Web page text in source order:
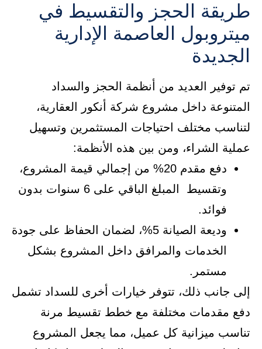
طريقة الحجز والتقسيط في
ميتروبول العاصمة الإدارية
الجديدة
تم توفير العديد من أنظمة الحجز والسداد
المتنوعة داخل مشروع شركة أنكور العقارية،
لتناسب مختلف احتياجات المستثمرين وتسهيل
عملية الشراء، ومن بين هذه الأنظمة:
دفع مقدم 20% من إجمالي قيمة المشروع،
وتقسيط المبلغ الباقي على 6 سنوات بدون
فوائد.
وديعة الصيانة 5%، لضمان الحفاظ على جودة
الخدمات والمرافق داخل المشروع بشكل
مستمر.
إلى جانب ذلك، تتوفر خيارات أخرى للسداد تشمل
دفع مقدمات مختلفة مع خطط تقسيط مرنة
تناسب ميزانية كل عميل، مما يجعل المشروع